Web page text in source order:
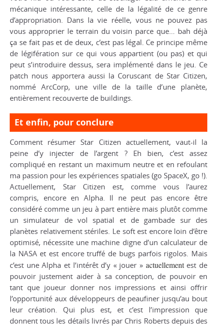
mécanique intéressante, celle de la légalité de ce genre
d’appropriation. Dans la vie réelle, vous ne pouvez pas
vous approprier le terrain du voisin parce que… bah déjà
ça se fait pas et de deux, c’est pas légal. Ce principe même
de légifération sur ce qui vous appartient (ou pas) et qui
peut s’introduire dessus, sera implémenté dans le jeu. Ce
patch nous apportera aussi la Coruscant de Star Citizen,
nommé ArcCorp, une ville de la taille d’une planète,
entièrement recouverte de buildings.
Et enfin, pour conclure
Comment résumer Star Citizen actuellement, vaut-il la
peine d’y injecter de l’argent ? Eh bien, c’est assez
compliqué en restant un maximum neutre et en refoulant
ma passion pour les expériences spatiales (go SpaceX, go !).
Actuellement, Star Citizen est, comme vous l’aurez
compris, encore en Alpha. Il ne peut pas encore être
considéré comme un jeu à part entière mais plutôt comme
un simulateur de vol spatial et de gambade sur des
planètes relativement stériles. Le soft est encore loin d’être
optimisé, nécessite une machine digne d’un calculateur de
la NASA et est encore truffé de bugs parfois rigolos. Mais
c’est une Alpha et l’intérêt d’y « jouer » actuellement est de
pouvoir justement aider à sa conception, de pouvoir en
tant que joueur donner nos impressions et ainsi offrir
l’opportunité aux développeurs de peaufiner jusqu’au bout
leur création. Qui plus est, et c’est l’impression que
donnent tous les détails livrés par Chris Roberts depuis des